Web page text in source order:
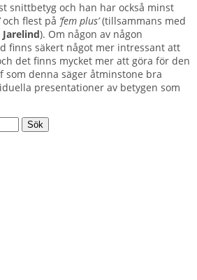
snittbetyg och han har också minst
och flest på ’fem plus’(tillsammans med
). Om någon av någon
finns säkert något mer intressant att
det finns mycket mer att göra för den
som denna säger åtminstone bra
presentationer av betygen som